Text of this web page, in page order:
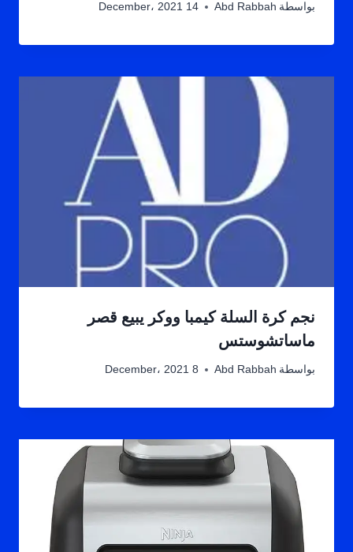
بواسطة Abd Rabbah 14 December، 2021
نجم كرة السلة كيمبا ووكر يبيع قصر
ماساتشوستس
بواسطة Abd Rabbah 8 December، 2021